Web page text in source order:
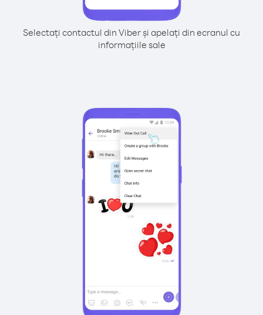
Selectați contactul din Viber și apelați din ecranul cu
informațiile sale